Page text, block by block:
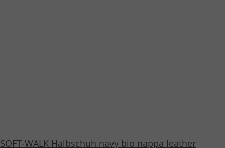
SOFT-WALK Halbschuh navy bio nappa leather